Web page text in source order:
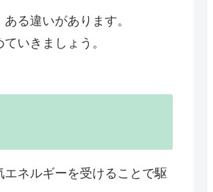
る違いがあります。
いきましょう。
ネルギーを受けることで駆